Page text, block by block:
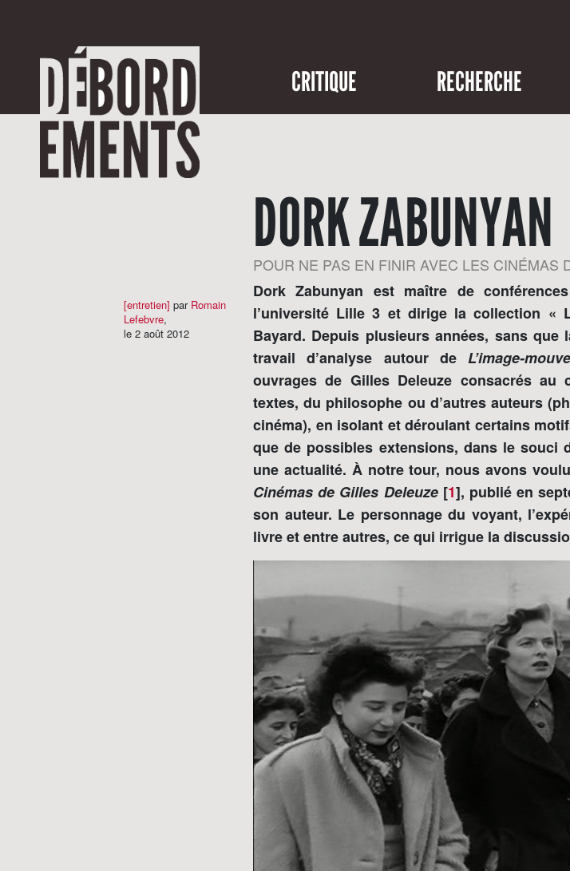
CRITIQUE RECHERCHE
DORK ZABUNYAN
POUR NE PAS EN FINIR AVEC LES CINÉMAS
[entretien] par Romain
Lefebvre,
le 2 août 2012
Dork Zabunyan est maître de
l’université Lille 3 et dirige la collection «
Bayard. Depuis plusieurs années, sans que
travail d’analyse autour de L’image-
ouvrages de Gilles Deleuze consacrés au
textes, du philosophe ou d’autres auteurs
cinéma), en isolant et déroulant certains
que de possibles extensions, dans le souci
une actualité. À notre tour, nous avons
Cinémas de Gilles Deleuze[1], publié en
son auteur. Le personnage du voyant,
livre et entre autres, ce qui irrigue la